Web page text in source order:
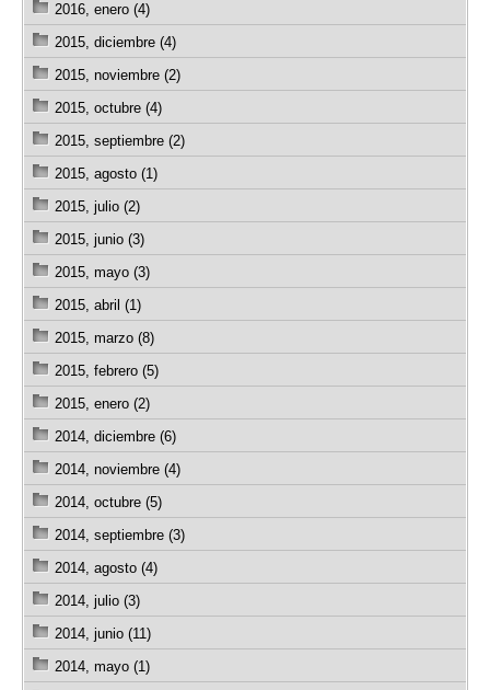
2016, enero (4)
2015, diciembre (4)
2015, noviembre (2)
2015, octubre (4)
2015, septiembre (2)
2015, agosto (1)
2015, julio (2)
2015, junio (3)
2015, mayo (3)
2015, abril (1)
2015, marzo (8)
2015, febrero (5)
2015, enero (2)
2014, diciembre (6)
2014, noviembre (4)
2014, octubre (5)
2014, septiembre (3)
2014, agosto (4)
2014, julio (3)
2014, junio (11)
2014, mayo (1)